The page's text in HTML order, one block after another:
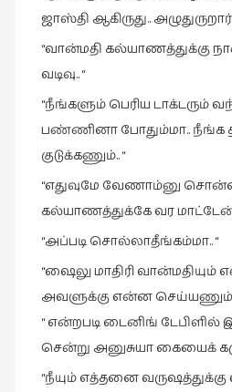
ஜாஸ்தி ஆகிருது..
“வான்மதி கல்யாணத்துக்கு
வடிவு.. “
“நீங்களும் பெரிய டாக்டரும்
பண்ணினா போதும்மா.. நீங்க
குடுக்கணும்.. “
“எதுவுமே வேணாம்னு
கல்யாணத்துக்கே வர மாட்டேன்
“அப்படி சொல்லாதீங்கம்மா.. “
“ஷைலு மாதிரி வான்மதியும்
அவளுக்கு என்ன
“ என்றபடி டைனிங் டேபிளில்
சென்று அனுசுயா கையைக்
“நீயும் எத்தனை